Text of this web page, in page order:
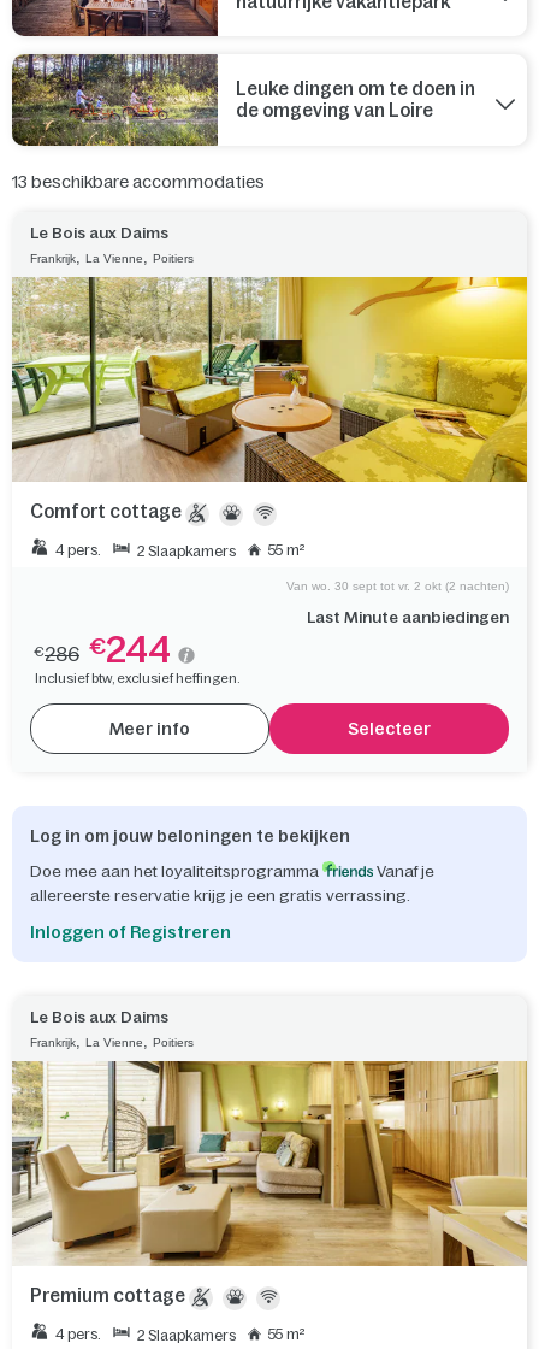
Leuke dingen om te doen in
de omgeving van Loire
13 beschikbare accommodaties
Le Bois aux Daims
Frankrijk La Vienne Poitiers
Comfort cottage
4 pers. 2 Slaapkamers 55 m²
Last Minute aanbiedingen
Van wo. 30 sept tot vr. 2 okt (2 nachten)
€286 €244
Inclusief btw, exclusief heffingen.
Meer info Selecteer
Log in om jouw beloningen te bekijken
Doe mee aan het loyaliteitsprogramma
Vanaf je
allereerste reservatie krijg je een gratis verrassing.
Inloggen of Registreren
Le Bois aux Daims
Frankrijk La Vienne Poitiers
Premium cottage
4 pers. 2 Slaapkamers 55 m²